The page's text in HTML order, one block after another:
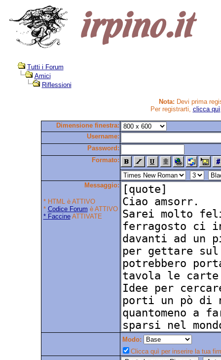
Tutti i Forum
Amici
Riflessioni
Nota: Devi prima
Per registrarti, clicca quì
Dimensione finestra:
Username:
Password:
Formato:
Messaggio:
* HTML è ATTIVO
* Codice Forum è ATTIVO
* FaccineATTIVATE
Modo:
Clicca quì per inserire la tua